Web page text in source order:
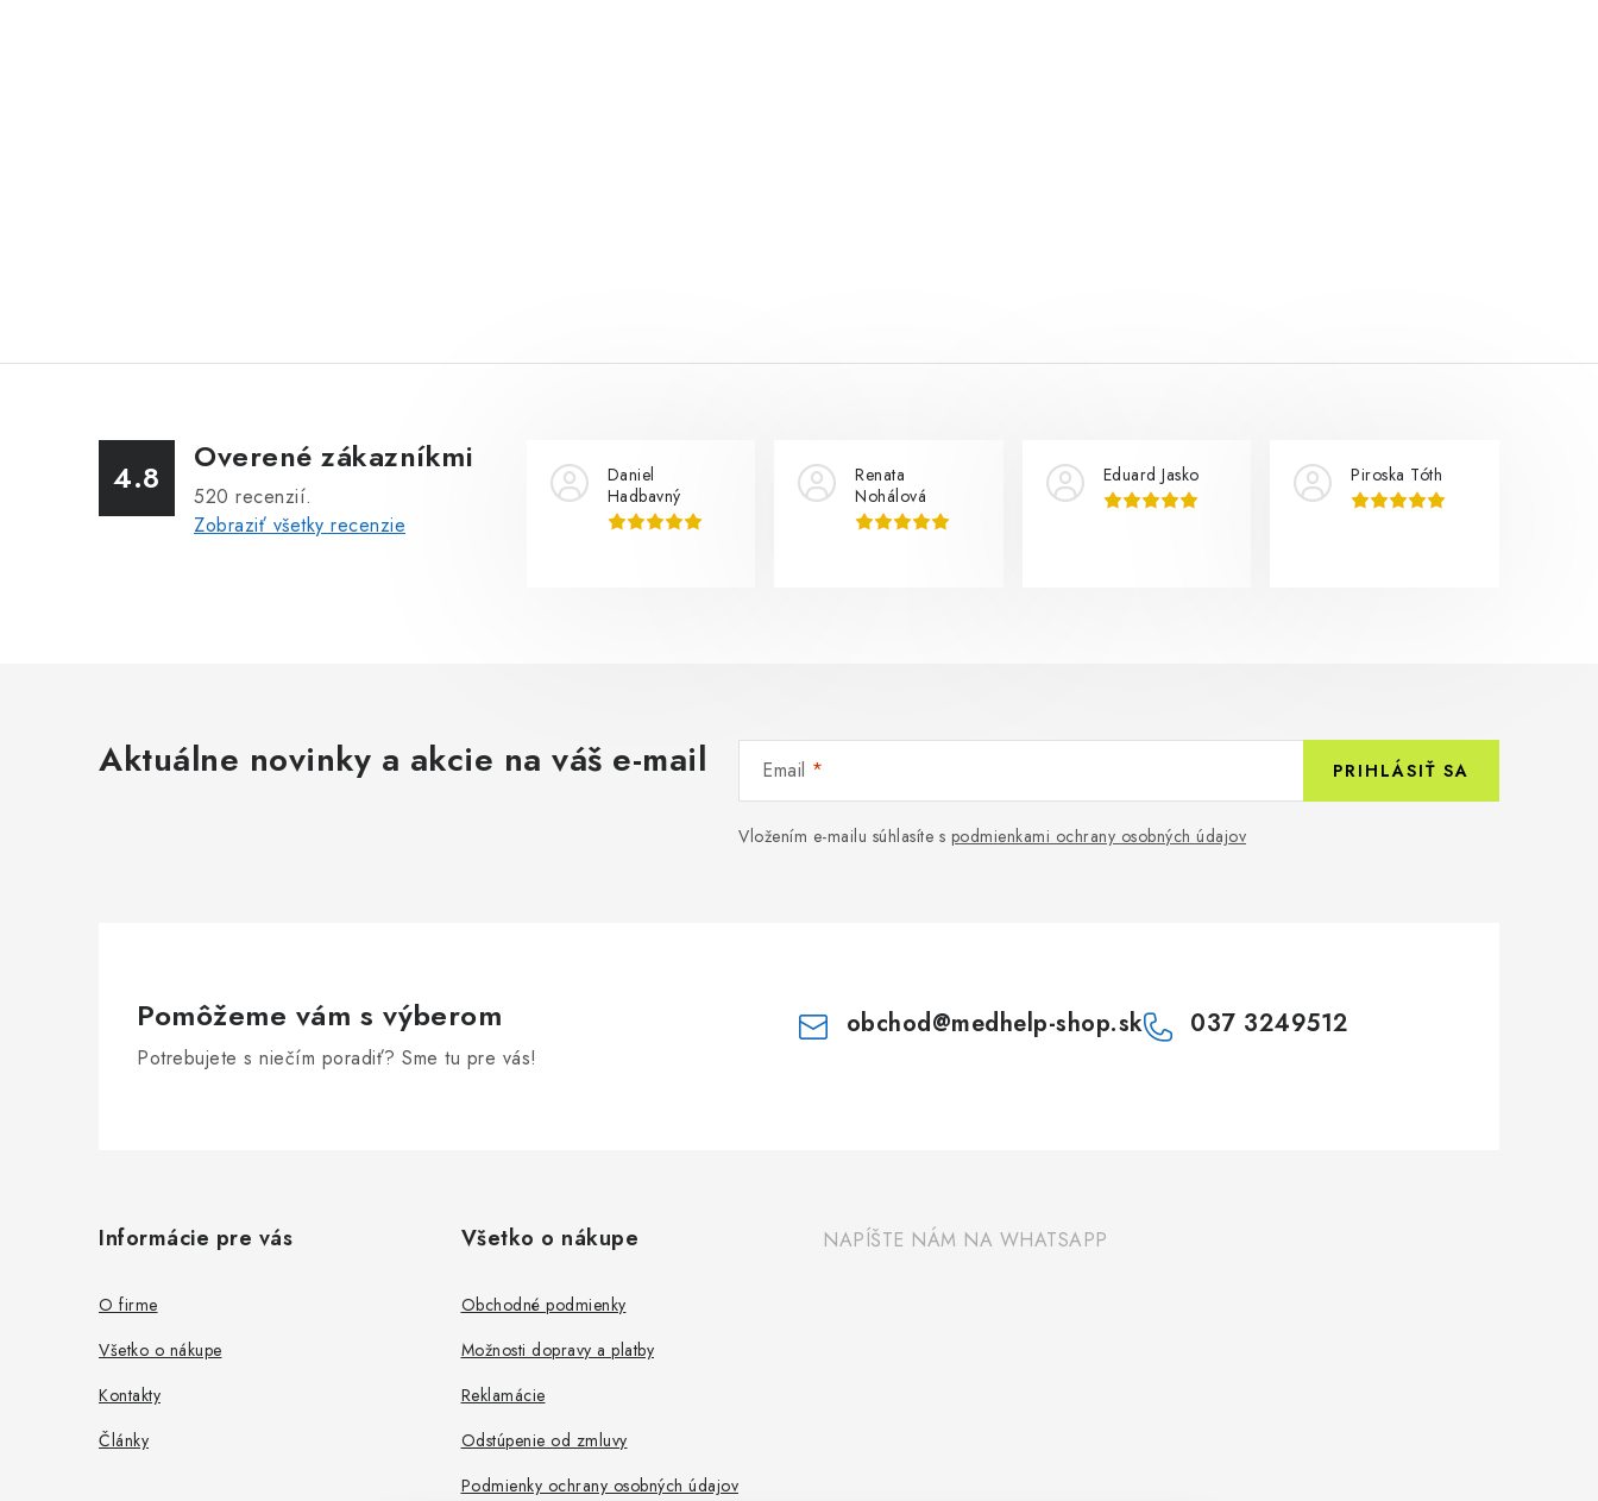
4.8
Overené zákazníkmi
520 recenzií.
Zobraziť všetky recenzie
Daniel
Hadbavný
Renata
Nohálová
Eduard Jasko Piroska Tóth
Aktuálne novinky a akcie na váš e-mail Email
Vložením e-mailu súhlasíte s podmienkami ochrany osobných údajov
PRIHLÁSIŤ SA
Pomôžeme vám s výberom
Potrebujete s niečím poradiť? Sme tu pre vás!
obchod@medhelp-shop.sk 037 3249512
Informácie pre vás
O firme
Všetko o nákupe
Kontakty
Články
Všetko o nákupe
Obchodné podmienky
Možnosti dopravy a platby
Reklamácie
Odstúpenie od zmluvy
Podmienky ochrany osobných údajov
NAPÍŠTE NÁM NA WHATSAPP